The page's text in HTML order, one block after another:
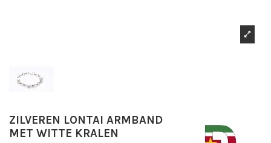
ZILVEREN LONTAI ARMBAND
MET WITTE KRALEN